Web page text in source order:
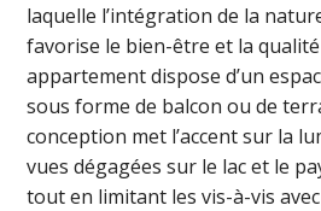
laquelle l’intégration de la
favorise le bien-être et la qualité
appartement dispose d’un
sous forme de balcon ou de
conception met l’accent sur la
vues dégagées sur le lac et le
tout en limitant les vis-à-vis